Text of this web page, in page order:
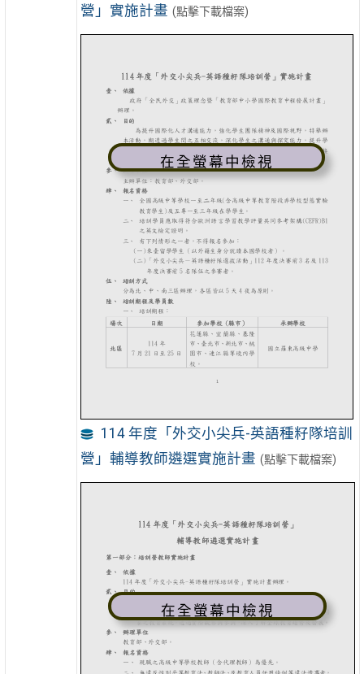
營」實施計畫 (點擊下載檔案)
在全螢幕中檢視
114 年度「外交小尖兵-英語種籽隊培訓
營」輔導教師遴選實施計畫 (點擊下載檔案)
在全螢幕中檢視